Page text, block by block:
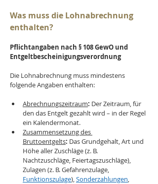
Was muss die Lohnabrechnung
enthalten?
Pflichtangaben nach § 108 GewO und
Entgeltbescheinigungsverordnung
Die Lohnabrechnung muss mindestens
folgende Angaben enthalten:
Abrechnungszeitraum: Der Zeitraum, für
den das Entgelt gezahlt wird – in der Regel
ein Kalendermonat.
Zusammensetzung des
Bruttoentgelts: Das Grundgehalt, Art und
Höhe aller Zuschläge (z. B.
Nachtzuschläge, Feiertagszuschläge),
Zulagen (z. B. Gefahrenzulage,
Funktionszulage), Sonderzahlungen,